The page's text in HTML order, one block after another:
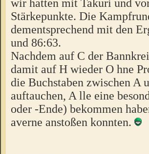
Stärkepunkte. Die
dementsprechend mit den
und 86:63.
Nachdem auf C der
damit auf H wieder O hne
die Buchstaben zwischen A
auftauchen, A lle eine
oder -Ende) bekommen
averne anstoßen konnten.